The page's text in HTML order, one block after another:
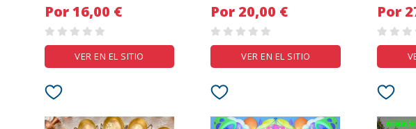
Por 16,00 €
VER EN EL SITIO
Por 20,00 €
VER EN EL SITIO